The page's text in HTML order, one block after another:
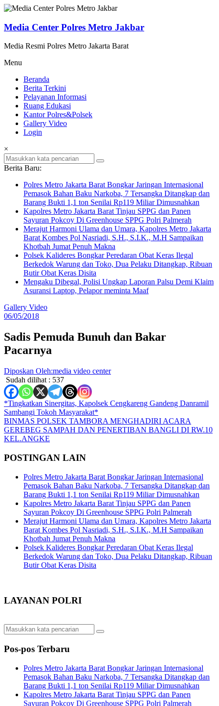
Lompat
konten
Media Center Polres Metro Jakbar
Media Resmi Polres Metro Jakarta Barat
Menu
Beranda
Berita Terkini
Pelayanan Informasi
Ruang Edukasi
Kantor Polres&Polsek
Gallery Video
Login
×
Berita Baru:
Polres Metro Jakarta Barat Bongkar Jaringan Internasional
Pemasok Bahan Baku Narkoba, 7 Tersangka Ditangkap dan
Barang Bukti 1,1 ton Senilai Rp119 Miliar Dimusnahkan
Kapolres Metro Jakarta Barat Tinjau SPPG dan Panen
Sayuran Pokcoy Di Greenhouse SPPG Polri Palmerah
Merajut Harmoni Ulama dan Umara, Kapolres Metro Jakarta
Barat Kombes Pol Nasriadi, S.H., S.I.K., M.H Sampaikan
Khotbah Jumat Penuh Makna
Polsek Kalideres Bongkar Peredaran Obat Keras Ilegal
Berkedok Warung dan Toko, Dua Pelaku Ditangkap, Ribuan
Butir Obat Keras Disita
Mengaku Dibegal, Polisi Ungkap Laporan Palsu Demi Klaim
Asuransi Laptop, Pelapor meminta Maaf
Gallery Video
06/05/2018
Sadis Pemuda Bunuh dan Bakar
Pacarnya
Diposkan Oleh:media video center
Sudah dilihat : 537
Navigasi
pos
*Tingkatkan Sinergitas, Kapolsek Cengkareng Gandeng Danramil
Sambangi Tokoh Masyarakat*
BINMAS POLSEK TAMBORA MENGHADIRI ACARA
GEREBEG SAMPAH DAN PENERTIBAN BANGLI DI RW.10
KEL.ANGKE
POSTINGAN LAIN
Polres Metro Jakarta Barat Bongkar Jaringan Internasional
Pemasok Bahan Baku Narkoba, 7 Tersangka Ditangkap dan
Barang Bukti 1,1 ton Senilai Rp119 Miliar Dimusnahkan
Kapolres Metro Jakarta Barat Tinjau SPPG dan Panen
Sayuran Pokcoy Di Greenhouse SPPG Polri Palmerah
Merajut Harmoni Ulama dan Umara, Kapolres Metro Jakarta
Barat Kombes Pol Nasriadi, S.H., S.I.K., M.H Sampaikan
Khotbah Jumat Penuh Makna
Polsek Kalideres Bongkar Peredaran Obat Keras Ilegal
Berkedok Warung dan Toko, Dua Pelaku Ditangkap, Ribuan
Butir Obat Keras Disita
LAYANAN POLRI
Pos-pos Terbaru
Polres Metro Jakarta Barat Bongkar Jaringan Internasional
Pemasok Bahan Baku Narkoba, 7 Tersangka Ditangkap dan
Barang Bukti 1,1 ton Senilai Rp119 Miliar Dimusnahkan
Kapolres Metro Jakarta Barat Tinjau SPPG dan Panen
Sayuran Pokcoy Di Greenhouse SPPG Polri Palmerah